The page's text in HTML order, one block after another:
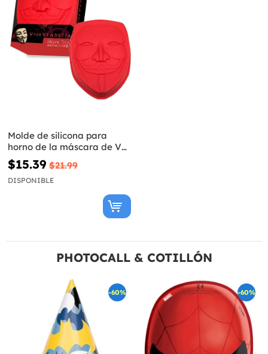
Molde de silicona para
horno de la máscara de V
de Vendetta
$15.39 $21.99
DISPONIBLE
PHOTOCALL & COTILLÓN
-60% -60%